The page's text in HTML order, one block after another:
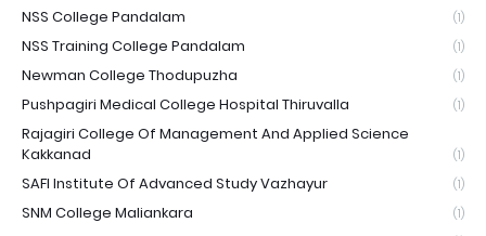
NSS College Pandalam (1)
NSS Training College Pandalam (1)
Newman College Thodupuzha (1)
Pushpagiri Medical College Hospital Thiruvalla (1)
Rajagiri College Of Management And Applied Science
Kakkanad
(1)
SAFI Institute Of Advanced Study Vazhayur (1)
SNM College Maliankara (1)